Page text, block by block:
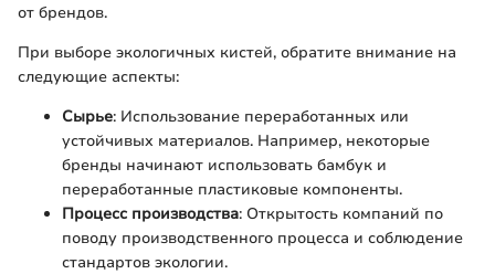
от брендов.
При выборе экологичных кистей, обратите внимание на
следующие аспекты:
Сырье: Использование переработанных или
устойчивых материалов. Например, некоторые
бренды начинают использовать бамбук и
переработанные пластиковые компоненты.
Процесс производства: Открытость компаний по
поводу производственного процесса и соблюдение
стандартов экологии.